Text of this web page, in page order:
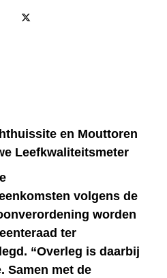
jongeren
en Mouttoren
Leefkwaliteitsmeter
volgens de
worden
ter
“Overleg is daarbij
Samen met de